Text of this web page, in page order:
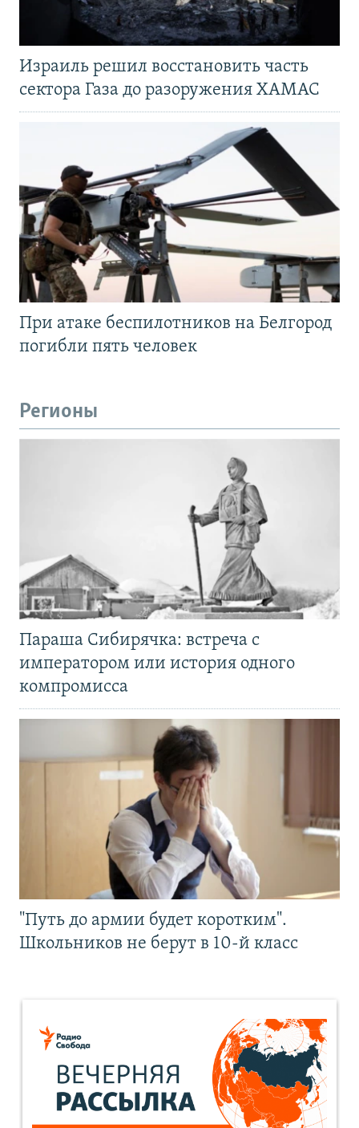
Израиль решил восстановить часть
сектора Газа до разоружения ХАМАС
При атаке беспилотников на Белгород
погибли пять человек
Регионы
Параша Сибирячка: встреча с
императором или история одного
компромисса
"Путь до армии будет коротким".
Школьников не берут в 10-й класс